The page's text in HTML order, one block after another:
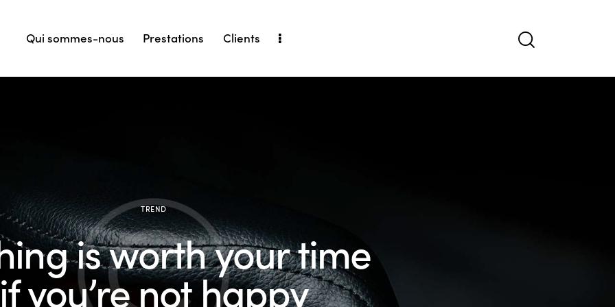
Qui sommes-nous Prestations Clients
TREND
is worth your time
if you’re not happy